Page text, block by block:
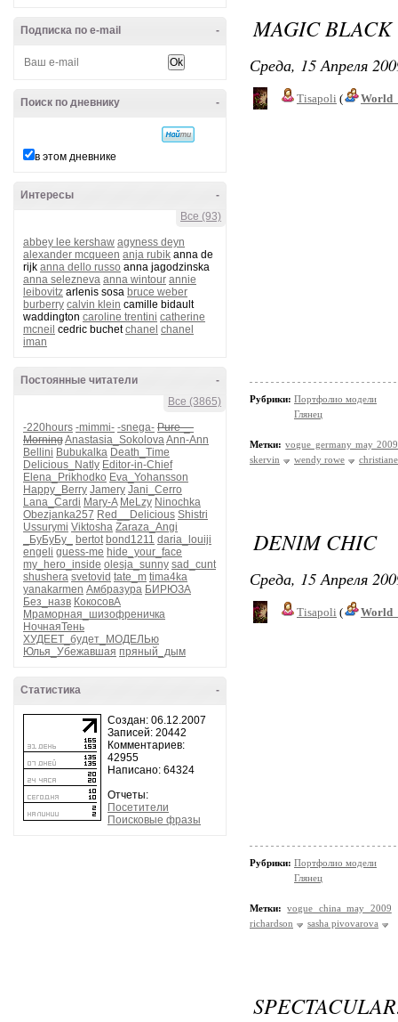
-
Подписка по e-mail
-
Поиск по дневнику
в этом дневнике
-
Интересы
Все (93)
abbey lee kershaw agyness deyn
alexander mcqueen anja rubik anna de
rijk anna dello russo anna jagodzinska
anna selezneva anna wintour annie
leibovitz arlenis sosa bruce weber
burberry calvin klein camille bidault
waddington caroline trentini catherine
mcneil cedric buchetchanel chanel
iman
-
Постоянные читатели
Все (3865)
-220hours -mimmi- -snega- Pure-_-
MorningAnastasia_SokolovaAnn-Ann
Bellini Bubukalka Death_Time
Delicious_Natly Editor-in-Chief
Elena_Prikhodko Eva_Yohansson
Happy_Berry Jamery Jani_Cerro
Lana_Cardi Mary-A MeLzy Ninochka
Obezjanka257 Red__Delicious Shistri
Ussurymi Viktosha Zaraza_Angi
_БуБуБу_
bertot bond1211 daria_louiji
engeli guess-me hide_your_face
my_hero_inside olesja_sunny sad_cunt
shushera svetovid tate_m tima4ka
yanakarmen Амбразура БИРЮЗА
Без_назв КокосовА
Мраморная_шизофреничка
НочнаяТень
ХУДЕЕТ_будет_МОДЕЛЬю
Юлья_Убежавшая пряный_дым
-
Статистика
Создан: 06.12.2007
Записей: 20442
Комментариев:
42955
Написано: 64324
Отчеты:
Посетители
Поисковые фразы
MAGIC BLACK
Среда, 15 Апреля
Tisapoli (
Рубрики: Портфолио модели
Глянец
Метки: vogue germany may 2009
skervin
wendy rowe
DENIM CHIC
Среда, 15 Апреля
Tisapoli (
Рубрики: Портфолио модели
Глянец
Метки:
vogue china may 2009
richardson
sasha pivovarova